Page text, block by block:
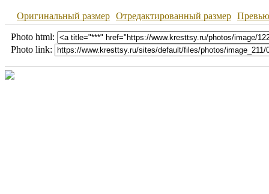
Оригинальный размер Отредактированный размер Превью
Photo html:
Photo link: